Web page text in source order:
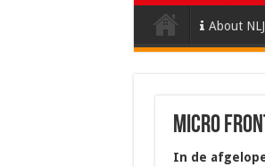
About
Micro
In de